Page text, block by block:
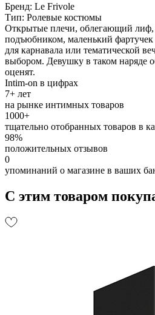
Бренд: Le Frivole
Тип: Ролевые костюмы
Открытые плечи, облегающий
подъюбником, маленький
для карнавала или тематической
выбором. Девушку в таком наряде
оценят.
Intim-on в цифрах
7+ лет
на рынке интимных товаров
1000+
тщательно отобранных товаров в
98%
положительных отзывов
0
упоминаний о магазине в ваших
С этим товаром